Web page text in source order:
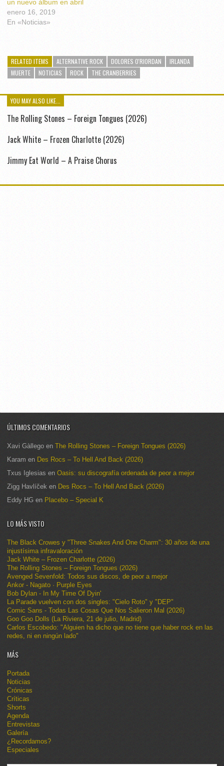
un nuevo álbum en abril
enero 16, 2019
En «Noticias»
RELATED ITEMS ALTERNATIVE ROCK DOLORES O'RIORDAN
IRLANDA
MUERTE
NOTICIAS ROCK THE CRANBERRIES
YOU MAY ALSO LIKE...
The Rolling Stones – Foreign Tongues (2026)
Jack White – Frozen Charlotte (2026)
Jimmy Eat World – A Praise Chorus
ÚLTIMOS COMENTARIOS
Xavi Gàllego en The Rolling Stones – Foreign Tongues (2026)
Karam en Des Rocs – To Hell And Back (2026)
Txus Iglesias en Oasis: su discografía ordenada de peor a mejor
Zigg Havlíček en Des Rocs – To Hell And Back (2026)
Eddy HG en Placebo – Special K
LO MÁS VISTO
The Black Crowes y "Three Snakes And One Charm": 30 años de una
injustísima infravaloración
Jack White – Frozen Charlotte (2026)
The Rolling Stones – Foreign Tongues (2026)
Avenged Sevenfold: Todos sus discos, de peor a mejor
Ankor - Nagato · Purple Eyes
Bob Dylan - In My Time Of Dyin'
La Parade vuelven con dos singles: "Cielo Roto" y "DEP"
Comic Sans - Todas Las Cosas Que Nos Salieron Mal (2026)
Goo Goo Dolls (La Riviera, 21 de julio, Madrid)
Carlos Escobedo: "Alguien ha dicho que no tiene que haber rock en las
redes, ni en ningún lado"
MÁS
Portada
Noticias
Crónicas
Críticas
Shorts
Agenda
Entrevistas
Galería
¿Recordamos?
Especiales